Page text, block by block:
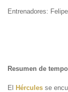
Entrenadores:
Resumen de
El Hércules se